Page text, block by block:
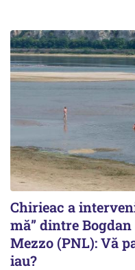
Chirieac a
mă” dintre
Mezzo (PNL): Vă
iau?